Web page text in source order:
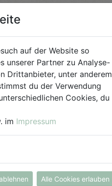
auf der Website so
unserer Partner zu Analyse-
Drittanbieter, unter anderem
du der Verwendung
Cookies, du
im Impressum
Alle Cookies erlauben